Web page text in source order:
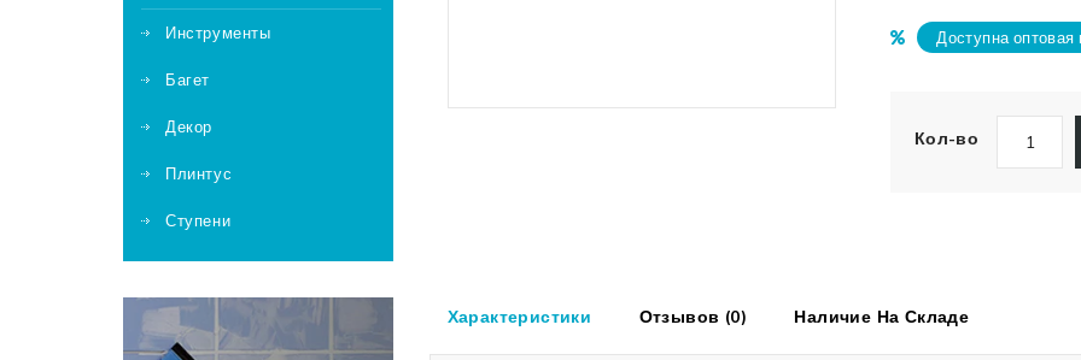
Инструменты
Багет
Декор
Плинтус
Ступени
Доступна оптовая
Кол-во
Характеристики Отзывов (0) Наличие На Складе